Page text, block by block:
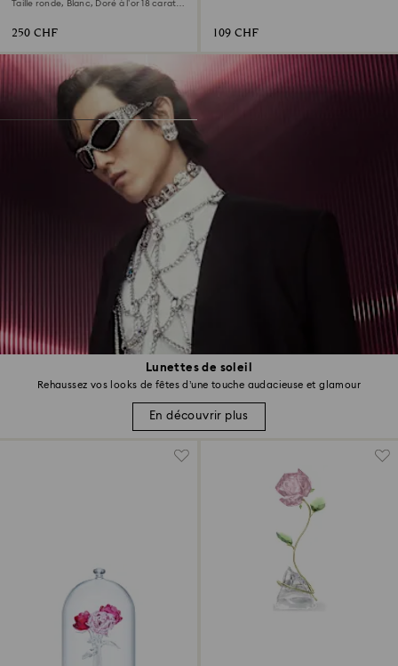
Lunettes de soleil
Rehaussez vos looks de fêtes d’une touche audacieuse et glamour
En découvrir plus
Taille ronde, Blanc, Doré à l’or 18 carats
250 CHF 109 CHF